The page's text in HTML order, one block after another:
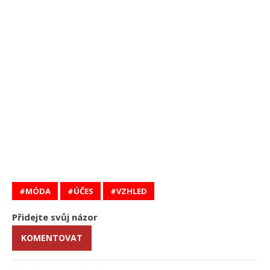
MÓDA ÚČES VZHLED
Přidejte svůj názor
KOMENTOVAT